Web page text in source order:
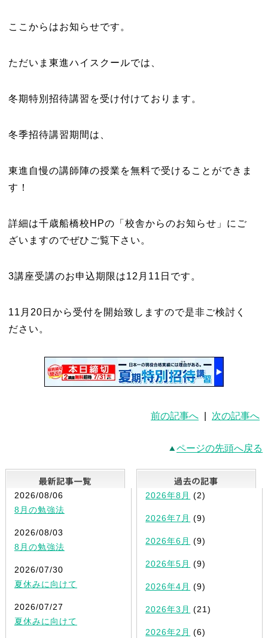
ここからはお知らせです。
ただいま東進ハイスクールでは、
冬期特別招待講習を受け付けております。
冬季招待講習期間は、
東進自慢の講師陣の授業を無料で受けることができま
す！
詳細は千歳船橋校 HPの「校舎からのお知らせ」にご
ざいますのでぜひご覧下さい。
3講座受講のお申込期限は12 月 11 日です。
11 月 20 日から受付を開始致しますので是非ご検討く
ださい。
前の記事へ 次の記事へ
ページの先頭へ戻る
最新記事一覧
2026/08/06
8月の勉強法
2026/08/03
8月の勉強法
2026/07/30
夏休みに向けて
2026/07/27
夏休みに向けて
2026年8月 (2)
2026年7月 (9)
2026年6月 (9)
2026年5月 (9)
2026年4月 (9)
2026年3月 (21)
2026年2月 (6)